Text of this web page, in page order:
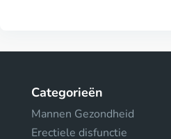
Categorieën
Mannen Gezondheid
Erectiele disfunctie